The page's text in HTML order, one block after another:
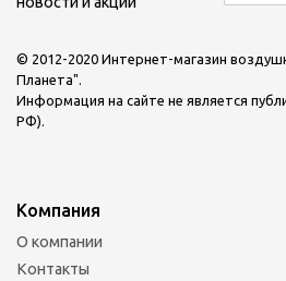
© 2012-2020 Интернет-магазин
Планета".
Информация на сайте не является
РФ).
Компания
О компании
Контакты